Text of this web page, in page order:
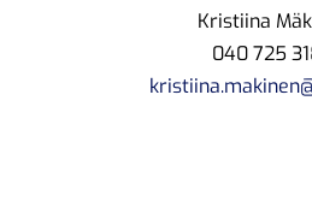
Kristiina
040 725